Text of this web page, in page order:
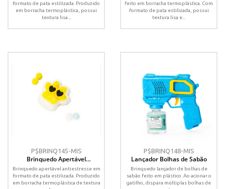
formato de pata estilizada. Produzido
em borracha termoplástica, possui
textura lisa...
feito em borracha termoplástica. Com
formato de pata estilizada, possui
textura lisa e...
P$BRINQ145-MIS
Brinquedo Apertável
Antiestresse
Brinquedo apertável antiestresse em
formato de pata estilizada. Produzido
em borracha termoplástica de textura
P$BRINQ148-MIS
Lançador Bolhas de Sabão
Brinquedo lançador de bolhas de
sabão feito em plástico. Ao acionar o
gatilho, dispara múltiplas bolhas de